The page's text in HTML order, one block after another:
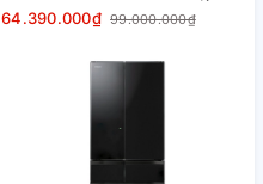
khẩu Nhật Bản, màu gương Pha
64.390.000₫ 99.000.000₫